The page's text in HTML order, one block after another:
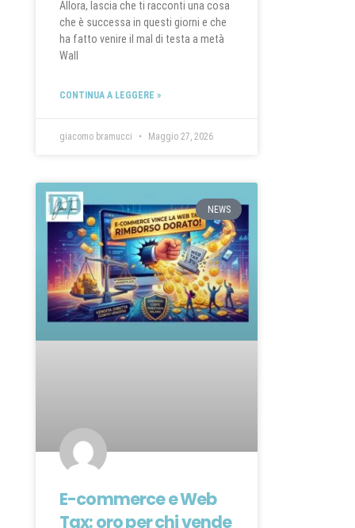
Allora, lascia che ti racconti una cosa
che è successa in questi giorni e che
ha fatto venire il mal di testa a metà
Wall
CONTINUA A LEGGERE »
giacomo bramucci Maggio 27, 2026
NEWS
E-commerce e Web
Tax: oro per chi vende